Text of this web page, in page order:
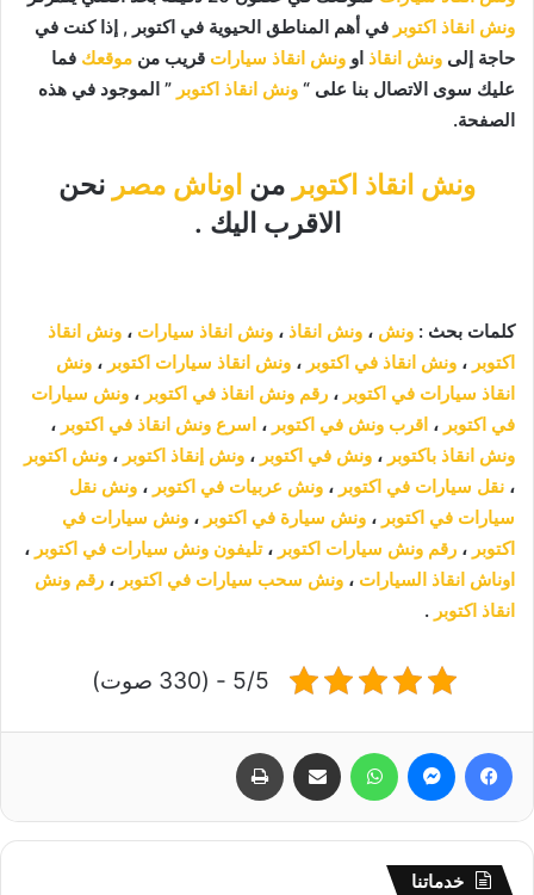
ونش انقاذ اكتوبر في أهم المناطق الحيوية في اكتوبر , إذا كنت في
حاجة إلى ونش انقاذ او ونش انقاذ سيارات قريب من موقعك فما
عليك سوى الاتصال بنا على “ ونش انقاذ اكتوبر ” الموجود في هذه
الصفحة.
ونش انقاذ اكتوبر من اوناش مصر نحن
الاقرب اليك .
كلمات بحث : ونش ، ونش انقاذ ، ونش انقاذ سيارات ، ونش انقاذ
اكتوبر ، ونش انقاذ في اكتوبر ، ونش انقاذ سيارات اكتوبر ، ونش
انقاذ سيارات في اكتوبر ، رقم ونش انقاذ في اكتوبر ، ونش سيارات
في اكتوبر ، اقرب ونش في اكتوبر ، اسرع ونش انقاذ في اكتوبر ،
ونش انقاذ باكتوبر ، ونش في اكتوبر ، ونش إنقاذ اكتوبر ، ونش اكتوبر
، نقل سيارات في اكتوبر ، ونش عربيات في اكتوبر ، ونش نقل
سيارات في اكتوبر ، ونش سيارة في اكتوبر ، ونش سيارات في
اكتوبر ، رقم ونش سيارات اكتوبر ،تليفون ونش سيارات في اكتوبر ،
اوناش انقاذ السيارات ، ونش سحب سيارات في اكتوبر ، رقم ونش
انقاذ اكتوبر .
5/5 - (330 صوت)
خدماتنا